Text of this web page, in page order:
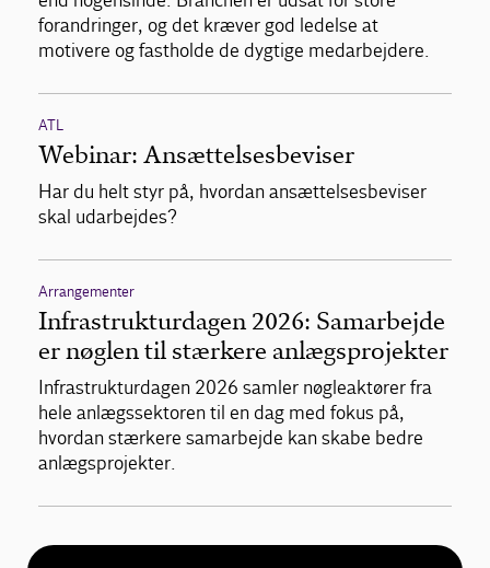
forandringer, og det kræver god ledelse at
motivere og fastholde de dygtige medarbejdere.
ATL
Webinar: Ansættelsesbeviser
Har du helt styr på, hvordan ansættelsesbeviser
skal udarbejdes?
Arrangementer
Infrastrukturdagen 2026: Samarbejde
er nøglen til stærkere anlægsprojekter
Infrastrukturdagen 2026 samler nøgleaktører fra
hele anlægssektoren til en dag med fokus på,
hvordan stærkere samarbejde kan skabe bedre
anlægsprojekter.